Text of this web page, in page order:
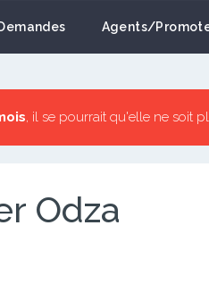
Agents/
, il se pourrait qu'elle ne soit
Odza